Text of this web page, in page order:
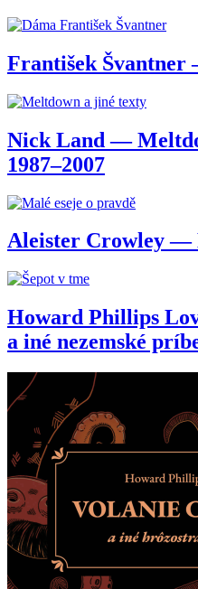
František Švantner
Nick Land —
1987–2007
Aleister Crowley —
Howard Phillips
a iné nezemské